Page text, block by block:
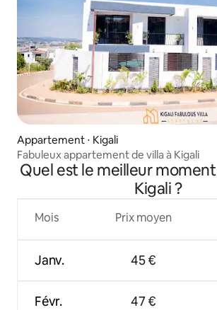
Appartement ⋅ Kigali
Fabuleux appartement de villa à Kigali
Quel est le meilleur
Kigali ?
Mois
Janv.
Févr.
Prix moyen
45 €
47 €